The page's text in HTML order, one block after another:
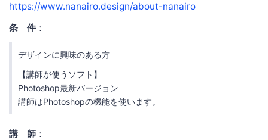
https://www.nanairo.design/about-nanairo
条 件 ：
デザインに興味のある方
【講師が使うソフト】
Photoshop最新バージョン
講師はPhotoshopの機能を使います。
講 師 ：